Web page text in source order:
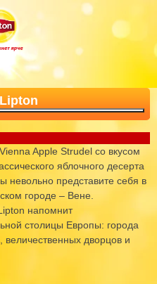
Apple Strudel со вкусом
яблочного десерта
невольно представите себя в
городе – Вене.
напомнит
столицы Европы: города
дворцов и